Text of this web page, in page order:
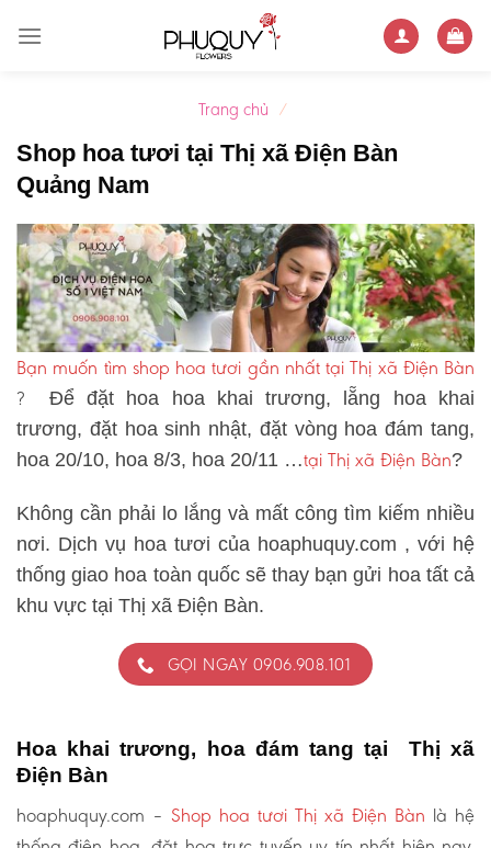
Trang chủ /
Shop hoa tươi tại Thị xã Điện Bàn
Quảng Nam
Bạn muốn tìm shop hoa tươi gần nhất tại Thị xã Điện Bàn
? Để đặt hoa hoa khai trương, lẵng hoa khai
trương, đặt hoa sinh nhật, đặt vòng hoa đám tang,
hoa 20/10, hoa 8/3, hoa 20/11 …tại Thị xã Điện Bàn?
Không cần phải lo lắng và mất công tìm kiếm nhiều
nơi. Dịch vụ hoa tươi của hoaphuquy.com , với hệ
thống giao hoa toàn quốc sẽ thay bạn gửi hoa tất cả
khu vực tại Thị xã Điện Bàn.
GỌI NGAY 0906.908.101
Hoa khai trương, hoa đám tang tại Thị xã
Điện Bàn
hoaphuquy.com – Shop hoa tươi Thị xã Điện Bàn là hệ